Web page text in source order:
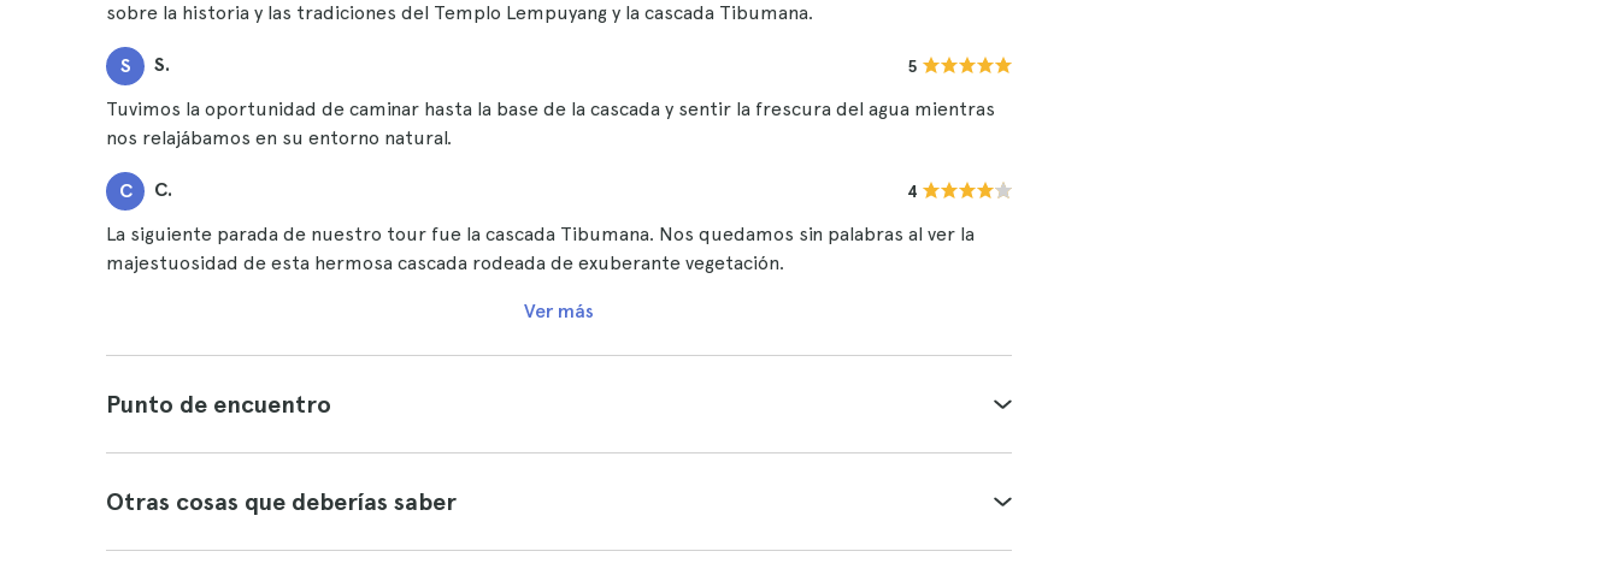
sobre la historia y las tradiciones del Templo Lempuyang y la cascada Tibumana.
S S. 5
Tuvimos la oportunidad de caminar hasta la base de la cascada y sentir la frescura del agua mientras
nos relajábamos en su entorno natural.
C C. 4
La siguiente parada de nuestro tour fue la cascada Tibumana. Nos quedamos sin palabras al ver la
majestuosidad de esta hermosa cascada rodeada de exuberante vegetación.
Ver más
Punto de encuentro
Otras cosas que deberías saber